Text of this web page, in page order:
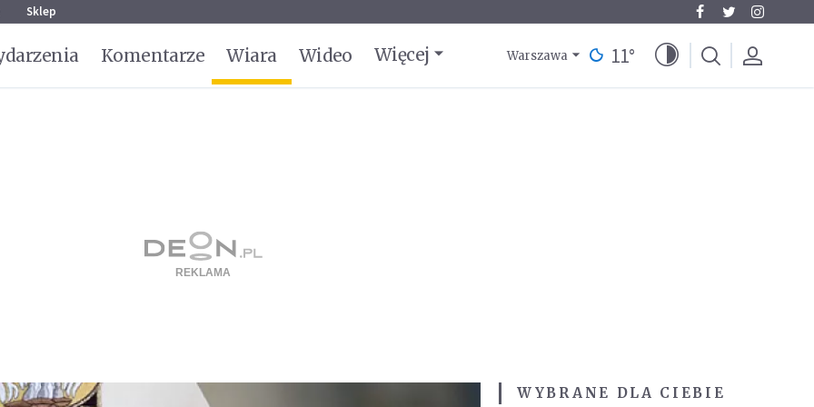
Sklep
Komentarze Wiara Wideo Więcej Warszawa 11°
WYBRANE DLA CIEBIE